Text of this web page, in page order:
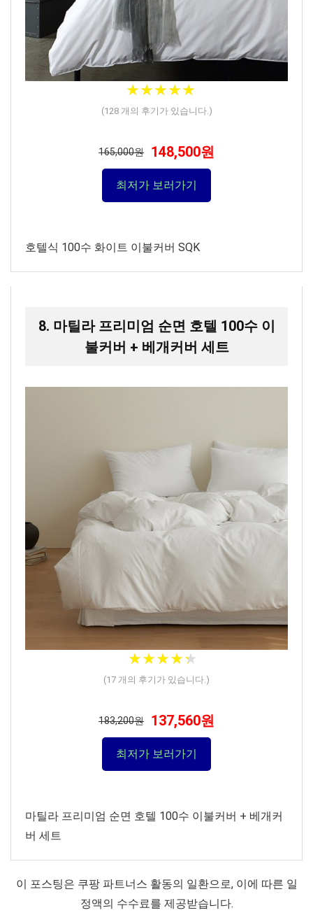
★★★★★
★★★★★
(128개의 후기가 있습니다.)
165,000원 148,500원
최저가 보러가기
호텔식 100수 화이트 이불커버 SQK
8. 마틸라 프리미엄 순면 호텔 100수 이
불커버 + 베개커버 세트
★★★★★
★★★★★
(17 개의 후기가 있습니다.)
183,200원 137,560원
최저가 보러가기
마틸라 프리미엄 순면 호텔 100수 이불커버 + 베개커
버 세트
이 포스팅은 쿠팡 파트너스 활동의 일환으로, 이에 따른 일
정액의 수수료를 제공받습니다.